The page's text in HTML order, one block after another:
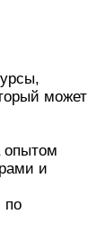
может
и
по